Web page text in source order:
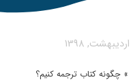
»چگونه کتاب ترجمه کنیم؟